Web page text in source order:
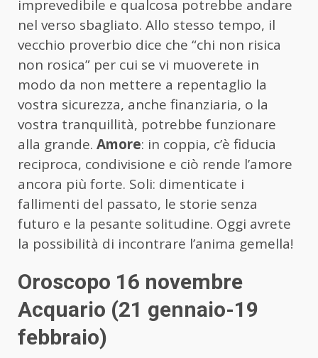
imprevedibile e qualcosa potrebbe andare
nel verso sbagliato. Allo stesso tempo, il
vecchio proverbio dice che “chi non risica
non rosica” per cui se vi muoverete in
modo da non mettere a repentaglio la
vostra sicurezza, anche finanziaria, o la
vostra tranquillità, potrebbe funzionare
alla grande. Amore: in coppia, c’è fiducia
reciproca, condivisione e ciò rende l’amore
ancora più forte. Soli: dimenticate i
fallimenti del passato, le storie senza
futuro e la pesante solitudine. Oggi avrete
la possibilità di incontrare l’anima gemella!
Oroscopo 16 novembre
Acquario (21 gennaio-19
febbraio)